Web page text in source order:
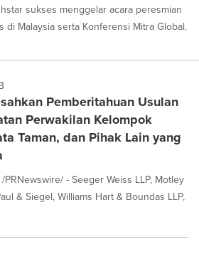
sukses menggelar acara peresmian
di Malaysia serta Konferensi Mitra Global.
Pemberitahuan Usulan
Perwakilan Kelompok
Taman, dan Pihak Lain yang
- Seeger Weiss LLP, Motley
& Siegel, Williams Hart & Boundas LLP,